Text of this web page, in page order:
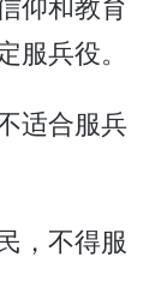
兵役。
适合服兵
，不得服